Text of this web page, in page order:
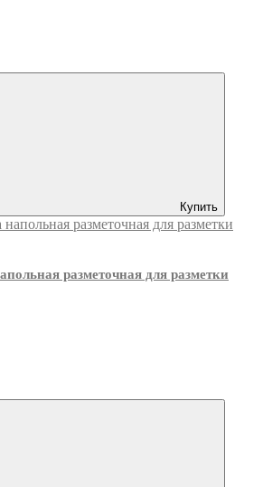
Купить
разметочная для разметки